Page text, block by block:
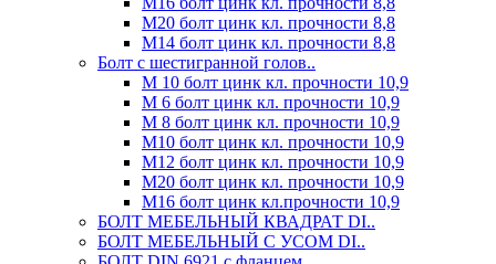
М20 болт цинк кл. прочности 8,8
М14 болт цинк кл. прочности 8,8
Болт с шестигранной голов..
М 10 болт цинк кл. прочности 10,9
М 6 болт цинк кл. прочности 10,9
М 8 болт цинк кл. прочности 10,9
М10 болт цинк кл. прочности 10,9
М12 болт цинк кл. прочности 10,9
М20 болт цинк кл. прочности 10,9
М16 болт цинк кл.прочности 10,9
БОЛТ МЕБЕЛЬНЫЙ КВАДРАТ DI..
БОЛТ МЕБЕЛЬНЫЙ С УСОМ DI..